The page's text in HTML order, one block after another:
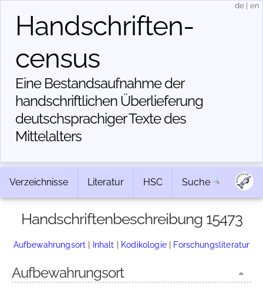
Handschriften­
census
Eine Bestandsaufnahme der
handschriftlichen Über­lieferung
deutschsprachiger Texte des
Mittelalters
de en
Verzeichnisse Literatur HSC Suche
Handschriftenbeschreibung 15473
Aufbewahrungsort | Inhalt | Kodikologie| Forschungsliteratur
Aufbewahrungsort